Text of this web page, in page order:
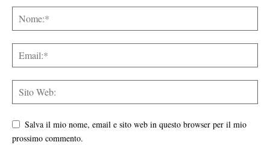
Salva il mio nome, email e sito web in questo browser per il mio
prossimo commento.